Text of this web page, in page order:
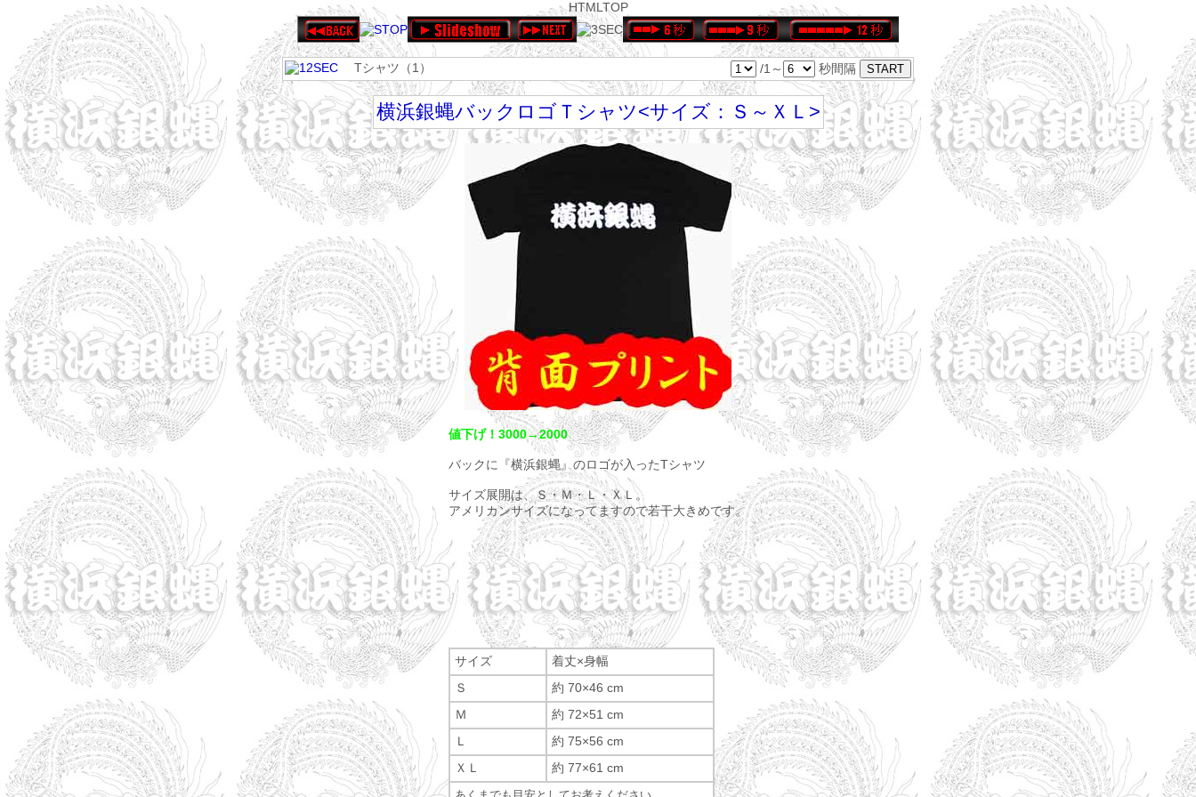
HTMLTOP
Tシャツ（1） /1～ 秒間隔
横浜銀蝿バックロゴＴシャツ<サイズ：Ｓ～ＸＬ>
値下げ！3000→2000
バックに『横浜銀蝿』のロゴが入ったTシャツ
サイズ展開は、Ｓ・Ｍ・Ｌ・ＸＬ。
アメリカンサイズになってますので若干大きめです。
サイズ
着丈×身幅
Ｓ
約 70×46 cm
Ｍ
約 72×51 cm
Ｌ
約 75×56 cm
ＸＬ
約 77×61 cm